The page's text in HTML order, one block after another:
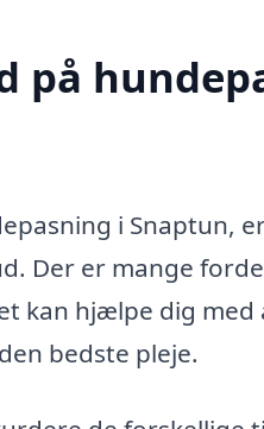
på
i Snaptun,
Der er mange
kan hjælpe dig
bedste pleje.